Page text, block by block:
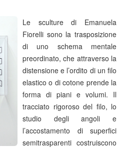
Le sculture di Emanuela
Fiorelli sono la trasposizione
di uno schema mentale
preordinato, che attraverso la
distensione e l’ordito di un filo
elastico o di cotone prende la
forma di piani e volumi. Il
tracciato rigoroso del filo, lo
studio degli angoli e
l’accostamento di superfici
semitrasparenti costruiscono